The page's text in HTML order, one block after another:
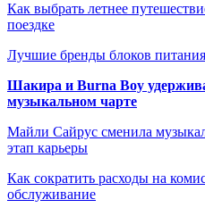
Как выбрать летнее
поездке
Лучшие бренды блоков
Шакира и Burna Boy
музыкальном чарте
Майли Сайрус сменила
этап карьеры
Как сократить расходы на
обслуживание